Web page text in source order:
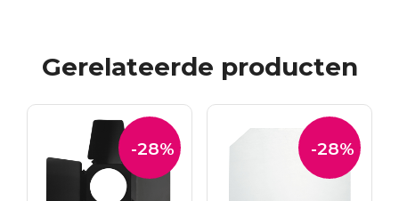
Gerelateerde producten
-28% -28%